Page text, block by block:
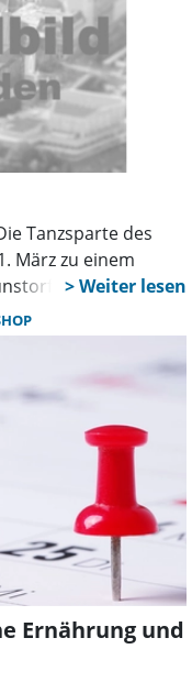
Tanzsparte des
März zu einem
ein. An sechs
– ideal
Frühling“.
Ernährung und